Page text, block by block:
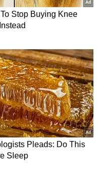
ಕೂದಲನ್ನು ಹೊಂದಿದ್ದರೆ,
ತೆಗೆದು
ಮುಖದಲ್ಲಿ ಮೊಡವೆಯ
ಮಾಡಬೇಡಿ,
ಮೊಡವೆಗಳು
ಮುಖದಲ್ಲಿ ಮೊಡವೆಗಳು
ಅರಿಶಿನ, ಗಂಧ
ಕಾರಣಕ್ಕೆ